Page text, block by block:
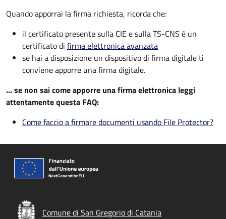
Quando apporrai la firma richiesta, ricorda che:
il certificato presente sulla CIE e sulla TS-CNS è un
certificato di firma elettronica avanzata
se hai a disposizione un dispositivo di firma digitale ti
conviene apporre una firma digitale.
... se non sai come apporre una firma elettronica leggi
attentamente questa FAQ:
Come faccio a firmare documenti usando File Protector?
Comune di San Gregorio di Catania